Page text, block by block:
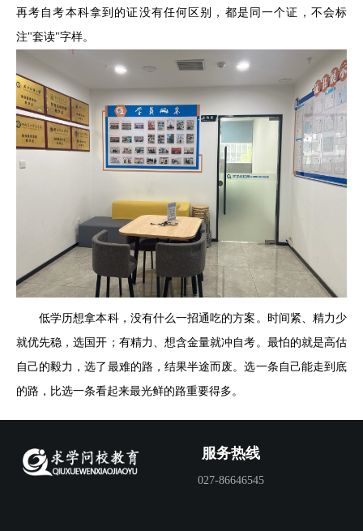
再考自考本科拿到的证没有任何区别，都是同一个证，不会标
注"套读"字样。
低学历想拿本科，没有什么一招通吃的方案。时间紧、精力少
就优先稳，选国开；有精力、想含金量就冲自考。最怕的就是高估
自己的毅力，选了最难的路，结果半途而废。选一条自己能走到底
的路，比选一条看起来最光鲜的路重要得多。
服务热线
027-86646545